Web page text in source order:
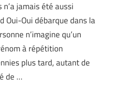
jamais été aussi
Oui-Oui débarque dans la
n’imagine qu’un
à répétition
plus tard, autant de
de …